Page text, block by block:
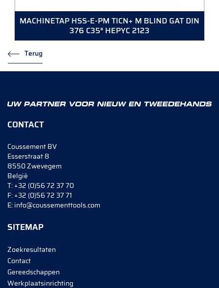
MACHINETAP HSS-E-PM TICN+ M BLIND GAT DIN
376 C35° HEPYC 2123
Terug
CONTACT
Coussement BV
Esserstraat 8
8550 Zwevegem
België
T:+32 (0)56 72 37 70
F:+32 (0)56 72 37 71
E:info@coussementtools.com
SITEMAP
Zoekresultaten
Contact
Gereedschappen
Werkplaatsinrichting